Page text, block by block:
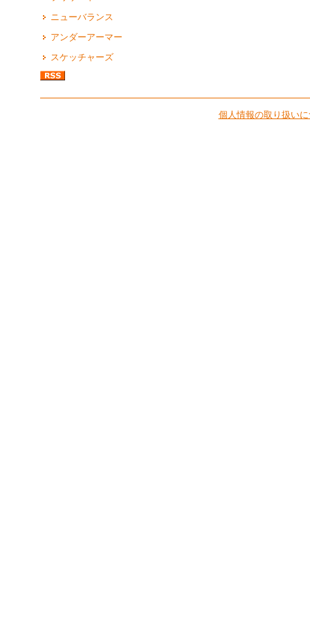
ニューバランス
アンダーアーマー
スケッチャーズ
個人情報の取り扱い